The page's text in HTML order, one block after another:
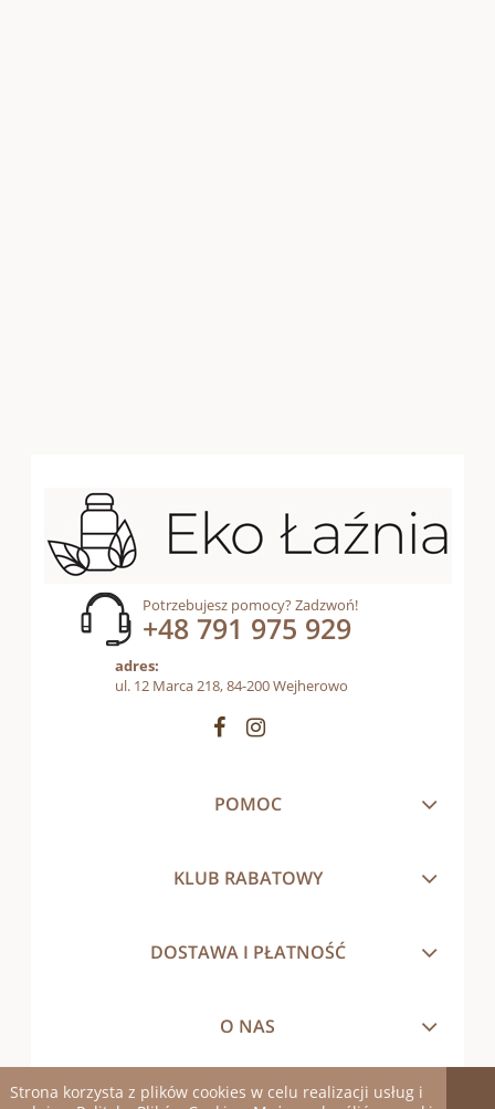
Strona korzysta z plików cookies w celu realizacji usług i
Potrzebujesz pomocy? Zadzwoń!
+48 791 975 929
adres:
ul. 12 Marca 218, 84-200 Wejherowo
POMOC
KLUB RABATOWY
DOSTAWA I PŁATNOŚĆ
O NAS